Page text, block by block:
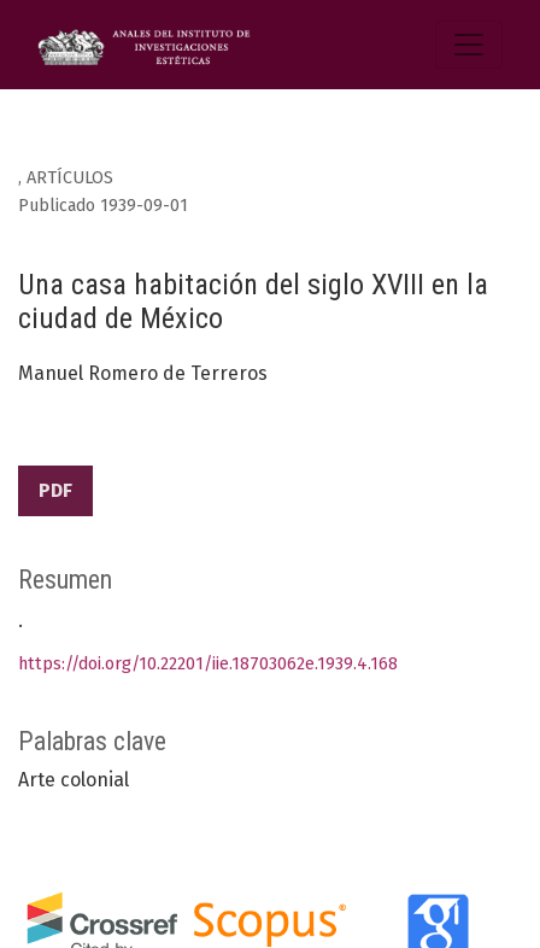
, ARTÍCULOS
Una casa habitación del siglo XVIII en la
ciudad de México
Publicado 1939-09-01
Manuel Romero de Terreros
PDF
Palabras clave
Arte colonial
Resumen
.
https://doi.org/10.22201/iie.18703062e.1939.4.168